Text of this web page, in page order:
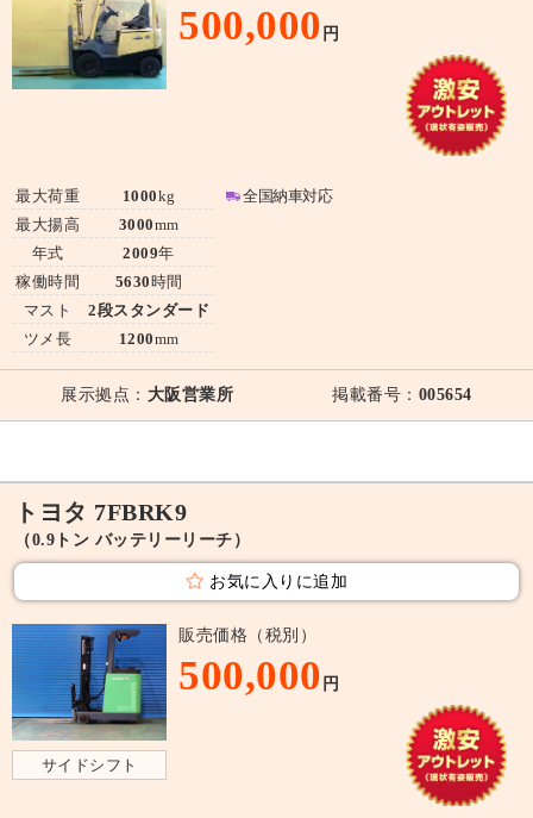
500,000 円
最大荷重
最大揚高
年式
稼働時間
マスト
ツメ長
1000kg
3000mm
2009年
5630 時間
2段スタンダード
1200mm
全国納車対応
展示拠点： 大阪営業所 掲載番号： 005654
トヨタ 7FBRK9
（0.9トン バッテリーリーチ）
お気に入りに追加
サイドシフト
販売価格（税別）
500,000 円